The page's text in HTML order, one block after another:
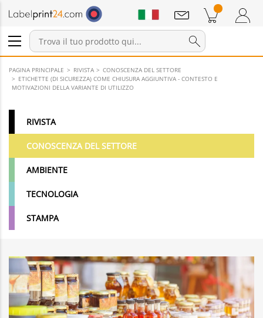
Accedi / Registrati
Prodotti nel carrello
Annunci
PAGINA PRINCIPALE RIVISTA
CONOSCENZA DEL SETTORE
ETICHETTE (DI SICUREZZA) COME CHIUSURA AGGIUNTIVA - CONTESTO E
MOTIVAZIONI DELLA VARIANTE DI UTILIZZO
RIVISTA
CONOSCENZA DEL SETTORE
AMBIENTE
TECNOLOGIA
STAMPA